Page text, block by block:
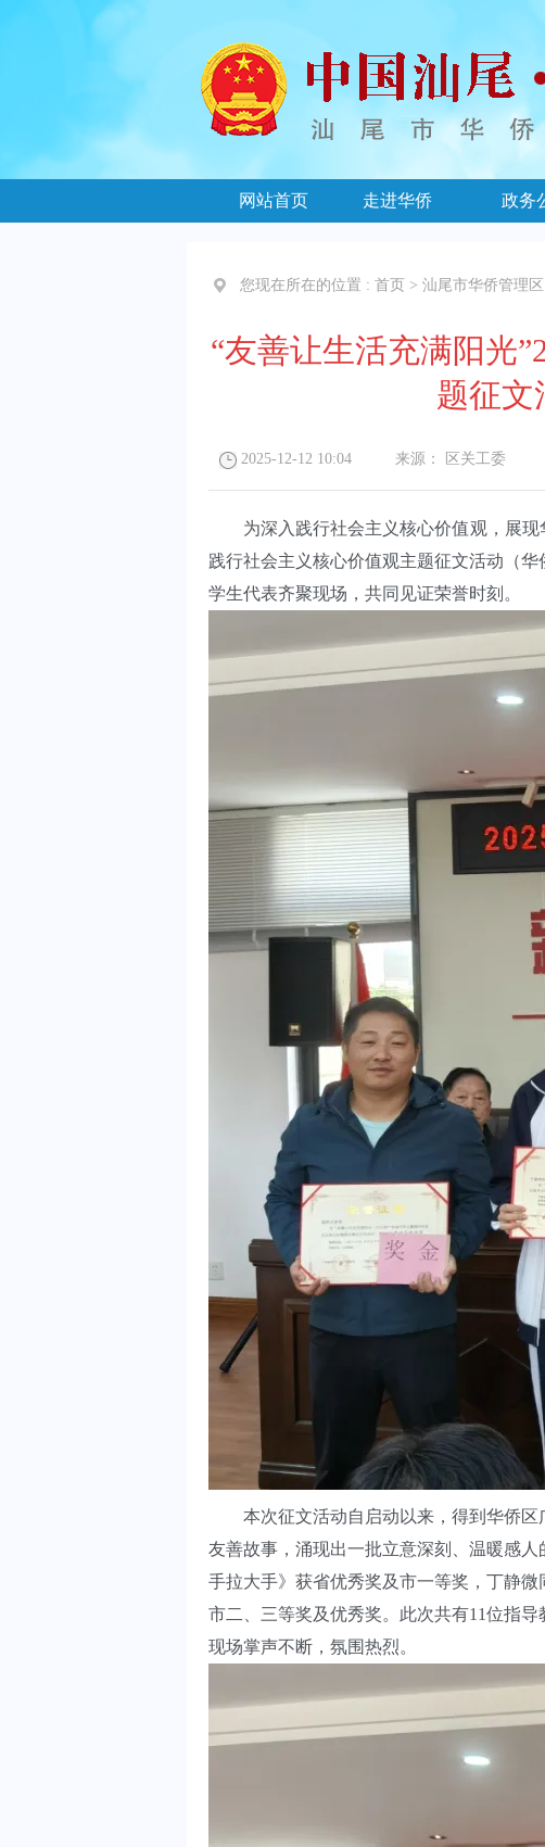
网站首页 走进华侨 政务
您现在所在的位置 : 首页 > 汕尾市华侨管理区
“友善让生活充满阳光
题征文
2025-12-12 10:04 来源： 区关工委 发
为深入践行社会主义核心价值观，展
践行社会主义核心价值观主题征文活动（
学生代表齐聚现场，共同见证荣誉时刻。
本次征文活动自启动以来，得到华侨
友善故事，涌现出一批立意深刻、温暖感人
手拉大手》获省优秀奖及市一等奖，丁静
市二、三等奖及优秀奖。此次共有11位指
现场掌声不断，氛围热烈。